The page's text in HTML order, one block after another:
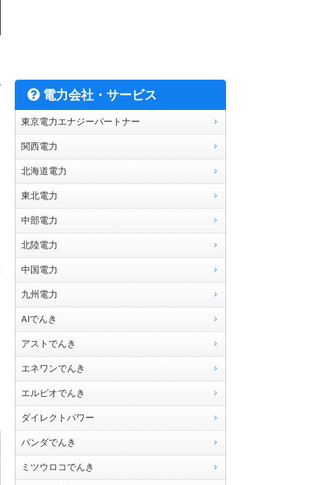
電力会社・サービス
東京電力エナジーパートナー
関西電力
北海道電力
東北電力
中部電力
北陸電力
中国電力
九州電力
AIでんき
アストでんき
エネワンでんき
エルピオでんき
ダイレクトパワー
パンダでんき
ミツウロコでんき